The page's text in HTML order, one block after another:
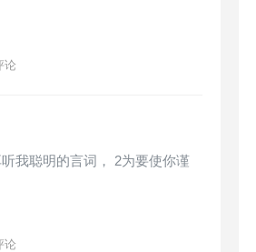
论
我聪明的言词， 2为要使你谨
论